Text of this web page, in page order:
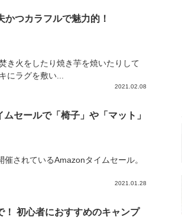
つカラフルで魅力的！
き火をしたり焼き芋を焼いたりして
にラグを敷い...
2021.02.08
セールで「椅子」や「マット」
されているAmazonタイムセール。
2021.01.28
！ 初心者におすすめのキャンプ